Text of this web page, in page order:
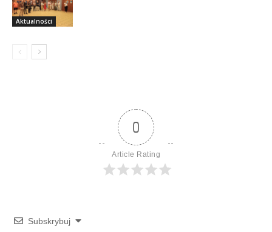
Aktualności
0
Article Rating
Subskrybuj